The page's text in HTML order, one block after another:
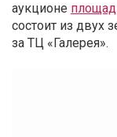
аукционе
состоит из двух
за ТЦ «Галерея».